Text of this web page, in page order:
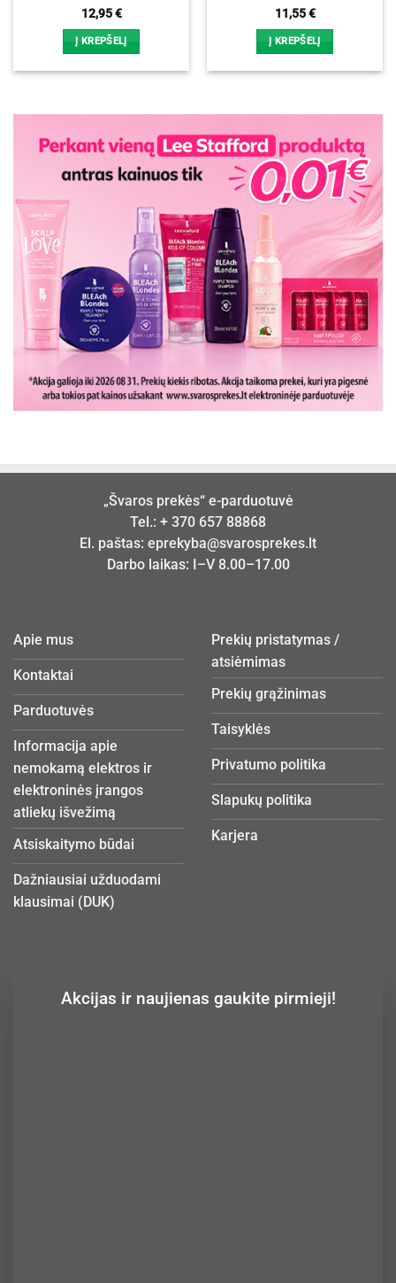
12,95€
Į KREPŠELĮ
11,55€
Į KREPŠELĮ
„Švaros prekės“ e-parduotuvė
Tel.: + 370 657 88868
El. paštas: eprekyba@svarosprekes.lt
Darbo laikas: I–V 8.00–17.00
Apie mus
Kontaktai
Parduotuvės
Informacija apie
nemokamą elektros ir
elektroninės įrangos
atliekų išvežimą
Atsiskaitymo būdai
Dažniausiai užduodami
klausimai (DUK)
Prekių pristatymas /
atsiėmimas
Prekių grąžinimas
Taisyklės
Privatumo politika
Slapukų politika
Karjera
Akcijas ir naujienas gaukite pirmieji!